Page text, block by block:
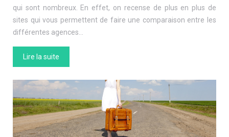
qui sont nombreux. En effet, on recense de plus en plus de
sites qui vous permettent de faire une comparaison entre les
différentes agences…
Lire la suite